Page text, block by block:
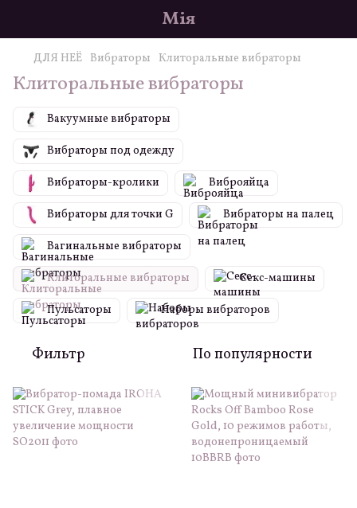
Мія
ДЛЯ НЕЁ Вибраторы Клиторальные вибраторы
Клиторальные вибраторы
Вакуумные вибраторы
Вибраторы под одежду
Вибраторы-кролики Виброяйца
Вибраторы для точки G Вибраторы на палец
Вагинальные вибраторы
Клиторальные вибраторы Секс-машины
Пульсаторы Наборы вибраторов
Фильтр По популярности